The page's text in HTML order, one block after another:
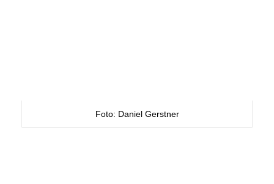
Foto: Daniel Gerstner